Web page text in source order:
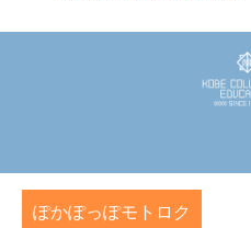
ぽかぽっぽモトロク